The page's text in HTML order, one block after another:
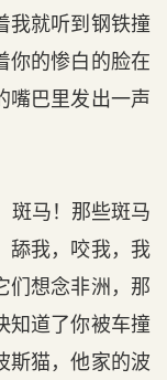
我就听到钢铁撞
你的惨白的脸在
嘴巴里发出一声
斑马！那些斑马
舔我，咬我，我
们想念非洲，那
知道了你被车撞
斯猫，他家的波